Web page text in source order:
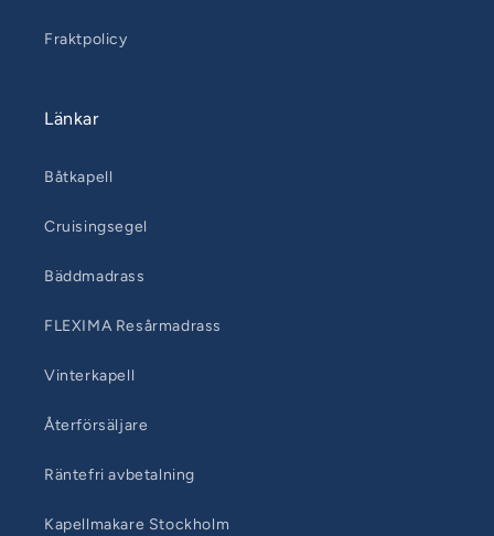
Fraktpolicy
Länkar
Båtkapell
Cruisingsegel
Bäddmadrass
FLEXIMA Resårmadrass
Vinterkapell
Återförsäljare
Räntefri avbetalning
Kapellmakare Stockholm